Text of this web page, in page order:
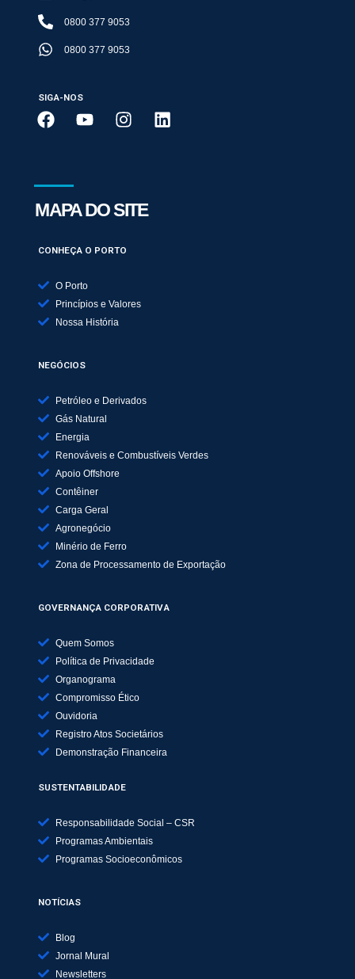
0800 377 9053
0800 377 9053
SIGA-NOS
MAPA DO SITE
CONHEÇA O PORTO
O Porto
Princípios e Valores
Nossa História
NEGÓCIOS
Petróleo e Derivados
Gás Natural
Energia
Renováveis e Combustíveis Verdes
Apoio Offshore
Contêiner
Carga Geral
Agronegócio
Minério de Ferro
Zona de Processamento de Exportação
GOVERNANÇA CORPORATIVA
Quem Somos
Política de Privacidade
Organograma
Compromisso Ético
Ouvidoria
Registro Atos Societários
Demonstração Financeira
SUSTENTABILIDADE
Responsabilidade Social – CSR
Programas Ambientais
Programas Socioeconômicos
NOTÍCIAS
Blog
Jornal Mural
Newsletters